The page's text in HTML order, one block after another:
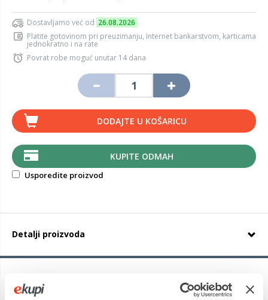
Dostavljamo već od 26.08.2026
Platite gotovinom pri preuzimanju, Internet bankarstvom, karticama
jednokratno i na rate
Povrat robe moguć unutar 14 dana
DODAJTE U KOŠARICU
KUPITE ODMAH
Usporedite proizvod
Detalji proizvoda
Pirelli P ZERO
odabran je kao originalna najbolja guma
orijentirane sportske performanse i najmoćnije model na